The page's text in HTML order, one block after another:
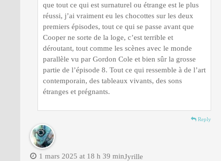
que tout ce qui est surnaturel ou étrange est le plus
réussi, j’ai vraiment eu les chocottes sur les deux
premiers épisodes, tout ce qui se passe avant que
Cooper ne sorte de la loge, c’est terrible et
déroutant, tout comme les scènes avec le monde
parallèle vu par Gordon Cole et bien sûr la grosse
partie de l’épisode 8. Tout ce qui ressemble à de l’art
contemporain, des tableaux vivants, des sons
étranges et prégnants.
Reply
Jyrille
1 mars 2025 at 18 h 39 min